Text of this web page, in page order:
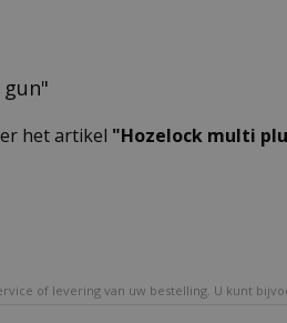
het artikel "Hozelock multi
of levering van uw bestelling. U kunt